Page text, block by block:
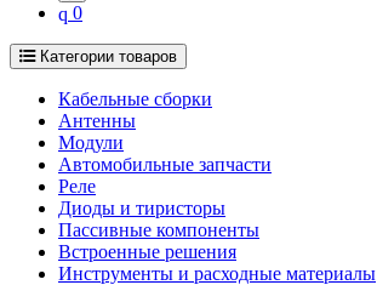
0
Категории товаров
Кабельные сборки
Антенны
Модули
Автомобильные запчасти
Реле
Диоды и тиристоры
Пассивные компоненты
Встроенные решения
Инструменты и расходные материалы